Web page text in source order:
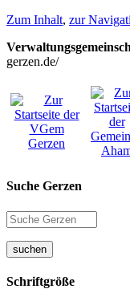
Zum Inhalt, zur
gerzen.de/
Suche Gerzen
suchen
Schriftgröße